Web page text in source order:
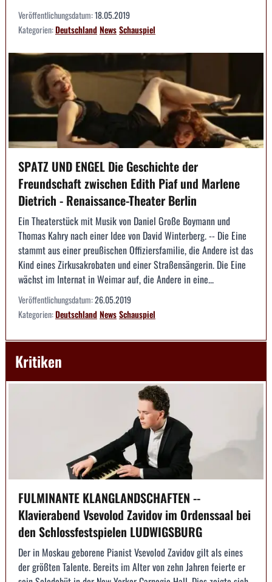
Veröffentlichungsdatum:18.05.2019
Kategorien:DeutschlandNewsSchauspiel
SPATZ UND ENGEL Die Geschichte der
Freundschaft zwischen Edith Piaf und Marlene
Dietrich - Renaissance-Theater Berlin
Ein Theaterstück mit Musik von Daniel Große Boymann und
Thomas Kahry nach einer Idee von David Winterberg. -- Die Eine
stammt aus einer preußischen Offiziersfamilie, die Andere ist das
Kind eines Zirkusakrobaten und einer Straßensängerin. Die Eine
wächst im Internat in Weimar auf, die Andere in eine...
Veröffentlichungsdatum:26.05.2019
Kategorien:DeutschlandNewsSchauspiel
Kritiken
FULMINANTE KLANGLANDSCHAFTEN --
Klavierabend Vsevolod Zavidov im Ordenssaal bei
den Schlossfestspielen LUDWIGSBURG
Der in Moskau geborene Pianist Vsevolod Zavidov gilt als eines
der größten Talente. Bereits im Alter von zehn Jahren feierte er